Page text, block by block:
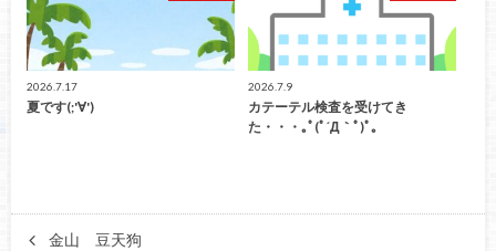
2026.7.17
夏です(;'∀')
2026.7.9
カテーテル検査を受けてき
た・・・｡ﾟ(ﾟ´Д｀ﾟ)ﾟ｡
金山 豆天狗